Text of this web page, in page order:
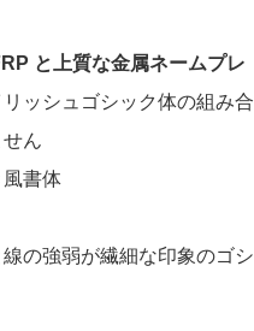
ッシュゴシック体の組み合
ん
書体
の強弱が繊細な印象のゴシ